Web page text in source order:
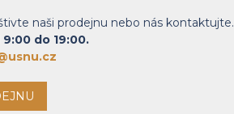
naši prodejnu nebo nás kontaktujte.
do 19:00.